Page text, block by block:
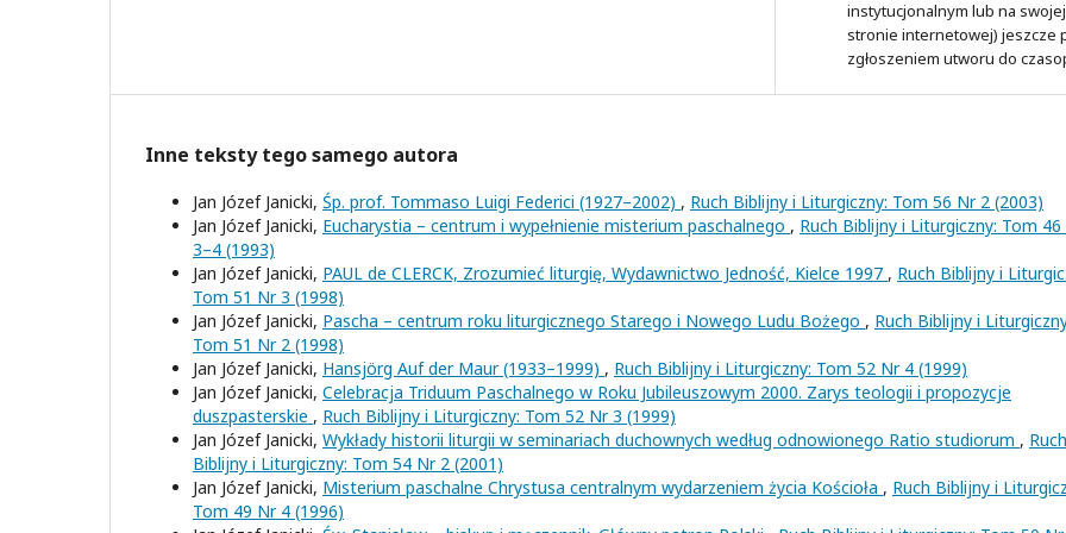
instytucjonalnym lub na swojej
stronie internetowej) jeszcze
zgłoszeniem utworu do
Inne teksty tego samego autora
Jan Józef Janicki, Śp. prof. Tommaso Luigi Federici (1927–2002) , Ruch Biblijny i Liturgiczny: Tom 56 Nr 2 (2003)
Jan Józef Janicki, Eucharystia – centrum i wypełnienie misterium paschalnego , Ruch Biblijny i Liturgiczny: Tom
3–4 (1993)
Jan Józef Janicki, PAUL de CLERCK, Zrozumieć liturgię, Wydawnictwo Jedność, Kielce 1997 , Ruch Biblijny i
Tom 51 Nr 3 (1998)
Jan Józef Janicki, Pascha – centrum roku liturgicznego Starego i Nowego Ludu Bożego , Ruch Biblijny i
Tom 51 Nr 2 (1998)
Jan Józef Janicki, Hansjörg Auf der Maur (1933–1999) , Ruch Biblijny i Liturgiczny: Tom 52 Nr 4 (1999)
Jan Józef Janicki, Celebracja Triduum Paschalnego w Roku Jubileuszowym 2000. Zarys teologii i propozycje
duszpasterskie , Ruch Biblijny i Liturgiczny: Tom 52 Nr 3 (1999)
Jan Józef Janicki, Wykłady historii liturgii w seminariach duchownych według odnowionego Ratio studiorum , Ruch
Biblijny i Liturgiczny: Tom 54 Nr 2 (2001)
Jan Józef Janicki, Misterium paschalne Chrystusa centralnym wydarzeniem życia Kościoła , Ruch Biblijny i
Tom 49 Nr 4 (1996)